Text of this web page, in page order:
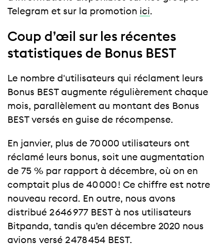
Telegram et sur la promotion ici.
Coup d’œil sur les récentes
statistiques de Bonus BEST
Le nombre d'utilisateurs qui réclament leurs
Bonus BEST augmente régulièrement chaque
mois, parallèlement au montant des Bonus
BEST versés en guise de récompense.
En janvier, plus de 70 000 utilisateurs ont
réclamé leurs bonus, soit une augmentation
de 75 % par rapport à décembre, où on en
comptait plus de 40 000 ! Ce chiffre est notre
nouveau record. En outre, nous avons
distribué 2 646 977 BEST à nos utilisateurs
Bitpanda, tandis qu’en décembre 2020 nous
avions versé 2 478 454 BEST.